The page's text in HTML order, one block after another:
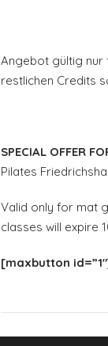
Angebot gültig nur
restlichen Credits
SPECIAL OFFER
Pilates
Valid only for mat
classes will expire
[maxbutton